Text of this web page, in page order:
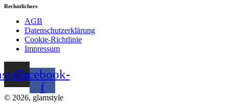
Rechntlichers
AGB
Datenschutzerklärung
Cookie-Richtlinie
Impressum
Facebook-
f
© 2026, glamstyle